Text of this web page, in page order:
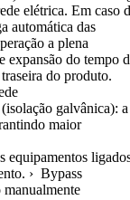
elétrica. Em
automática das
a plena
expansão do
do produto.
galvânica):
maior
equipamentos
› Bypass
manualmente